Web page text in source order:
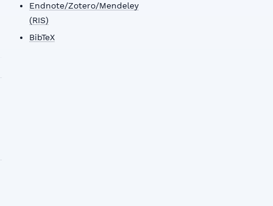
Endnote/Zotero/Mendeley
(RIS)
BibTeX